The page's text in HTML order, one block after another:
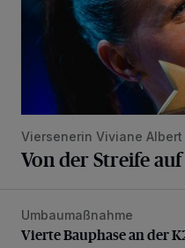
Viersenerin Viviane Albert
Von der Streife
Vierte Bauphase an der K2
Umbaumaßnahme
Vierte Bauphase an der